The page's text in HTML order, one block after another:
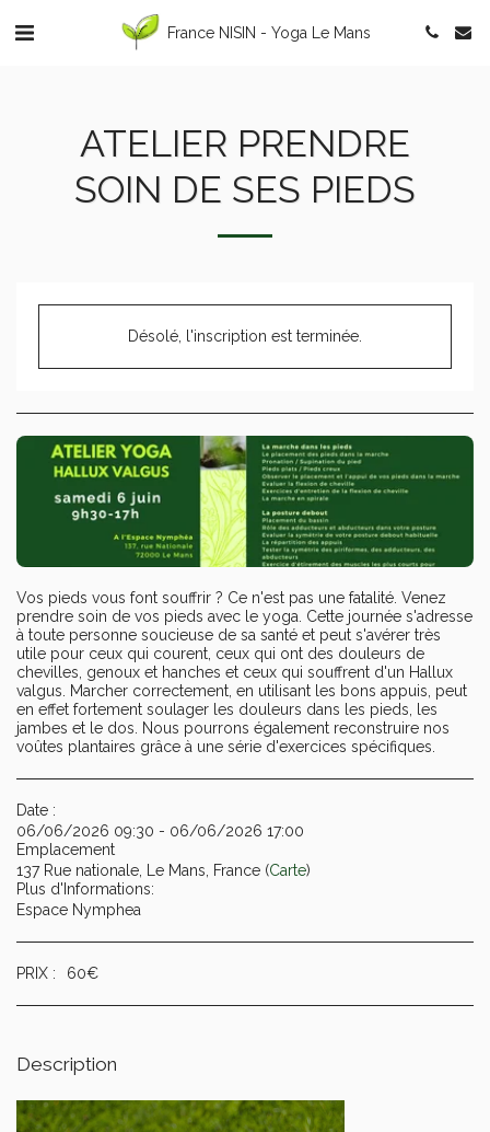
France NISIN - Yoga Le Mans
ATELIER PRENDRE
SOIN DE SES PIEDS
Désolé, l'inscription est terminée.
Vos pieds vous font souffrir ? Ce n'est pas une fatalité. Venez
prendre soin de vos pieds avec le yoga. Cette journée s'adresse
à toute personne soucieuse de sa santé et peut s'avérer très
utile pour ceux qui courent, ceux qui ont des douleurs de
chevilles, genoux et hanches et ceux qui souffrent d'un Hallux
valgus. Marcher correctement, en utilisant les bons appuis, peut
en effet fortement soulager les douleurs dans les pieds, les
jambes et le dos. Nous pourrons également reconstruire nos
voûtes plantaires grâce à une série d'exercices spécifiques.
Date :
06/06/2026 09:30 - 06/06/2026 17:00
Emplacement
137 Rue nationale, Le Mans, France (Carte)
Plus d'Informations:
Espace Nymphea
PRIX : 60€
Description